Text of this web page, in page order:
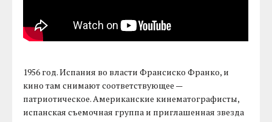
1956 год. Испания во власти Франсиско Франко, и
кино там снимают соответствующее —
патриотическое. Американские кинематографисты,
испанская съемочная группа и приглашенная звезда